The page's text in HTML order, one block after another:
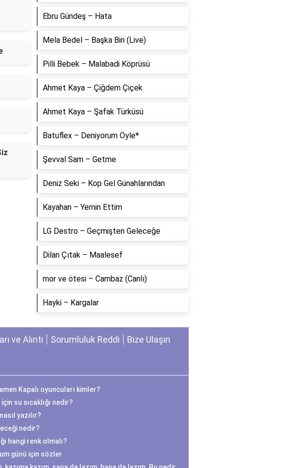
Ebru Gündeş – Hata
Mela Bedel – Başka Biri (Live)
Pilli Bebek – Malabadi Köprüsü
Ahmet Kaya – Çiğdem Çiçek
Ahmet Kaya – Şafak Türküsü
Batuflex – Deniyorum Öyle*
Şevval Sam – Getme
Deniz Seki – Kop Gel Günahlarından
Kayahan – Yemin Ettim
LG Destro – Geçmişten Geleceğe
Dilan Çıtak – Maalesef
​mor ve ötesi – Cambaz (Canlı)
Hayki – Kargalar
ve Alıntı Sorumluluk Reddi Bize Ulaşın
Kapalı oyuncuları kimler?
su sıcaklığı nedir?
yazılır?
nedir?
hangi renk olmalı?
günü için sözler